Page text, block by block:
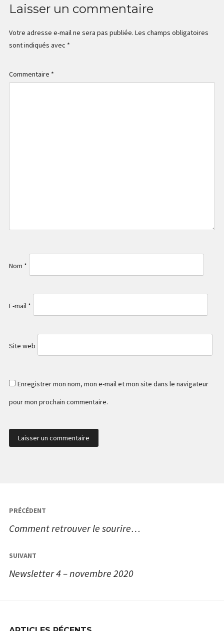
Laisser un commentaire
Votre adresse e-mail ne sera pas publiée. Les champs obligatoires
sont indiqués avec *
Commentaire *
Nom *
E-mail *
Site web
Enregistrer mon nom, mon e-mail et mon site dans le navigateur
pour mon prochain commentaire.
Navigation
de
PRÉCÉDENT
Comment retrouver le sourire…
SUIVANT
Newsletter 4 – novembre 2020